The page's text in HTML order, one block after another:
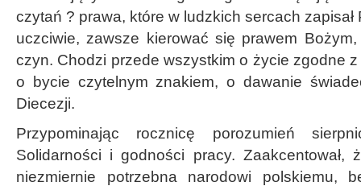
czytań ? prawa, które w ludzkich sercach zapisał
uczciwie, zawsze kierować się prawem
czyn. Chodzi przede wszystkim o życie zgodne z
o bycie czytelnym znakiem, o dawanie
Diecezji.
Przypominając rocznicę porozumień
Solidarności i godności pracy. Zaakcentował,
niezmiernie potrzebna narodowi polskiemu,